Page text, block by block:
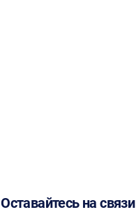
Оставайтесь на связи